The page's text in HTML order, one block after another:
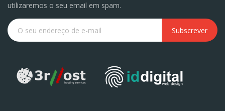
utilizaremos o seu email em spam.
Subscrever